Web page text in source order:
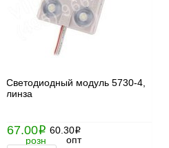
Светодиодный модуль 5730-4,
линза
67.00i
розн
60.30i
опт